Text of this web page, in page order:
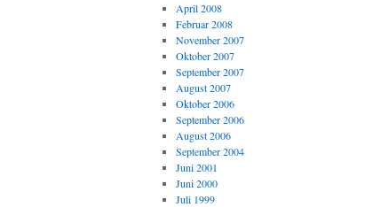
April 2008
Februar 2008
November 2007
Oktober 2007
September 2007
August 2007
Oktober 2006
September 2006
August 2006
September 2004
Juni 2001
Juni 2000
Juli 1999